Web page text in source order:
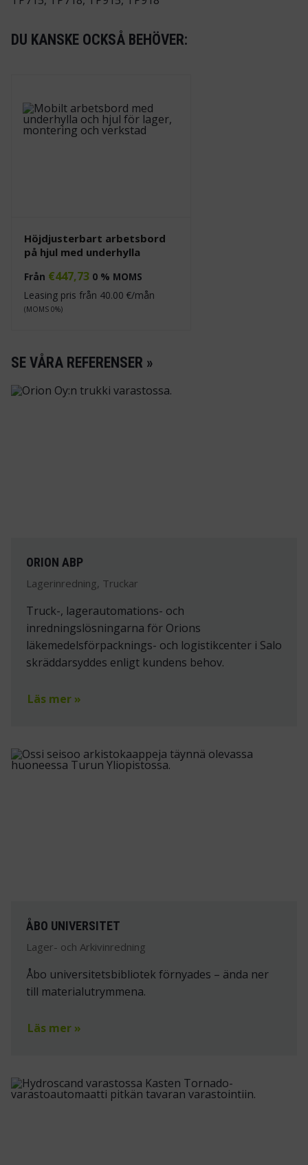
DU KANSKE OCKSÅ BEHÖVER:
Höjdjusterbart arbetsbord
på hjul med underhylla
Från €447,73 0 % MOMS
Leasing pris från 40.00 €/mån
(MOMS 0%)
SE VÅRA REFERENSER »
ORION ABP
Lagerinredning, Truckar
Truck-, lagerautomations- och
inredningslösningarna för Orions
läkemedelsförpacknings- och logistikcenter i Salo
skräddarsyddes enligt kundens behov.
Läs mer »
ÅBO UNIVERSITET
Lager- och Arkivinredning
Åbo universitetsbibliotek förnyades – ända ner
till materialutrymmena.
Läs mer »